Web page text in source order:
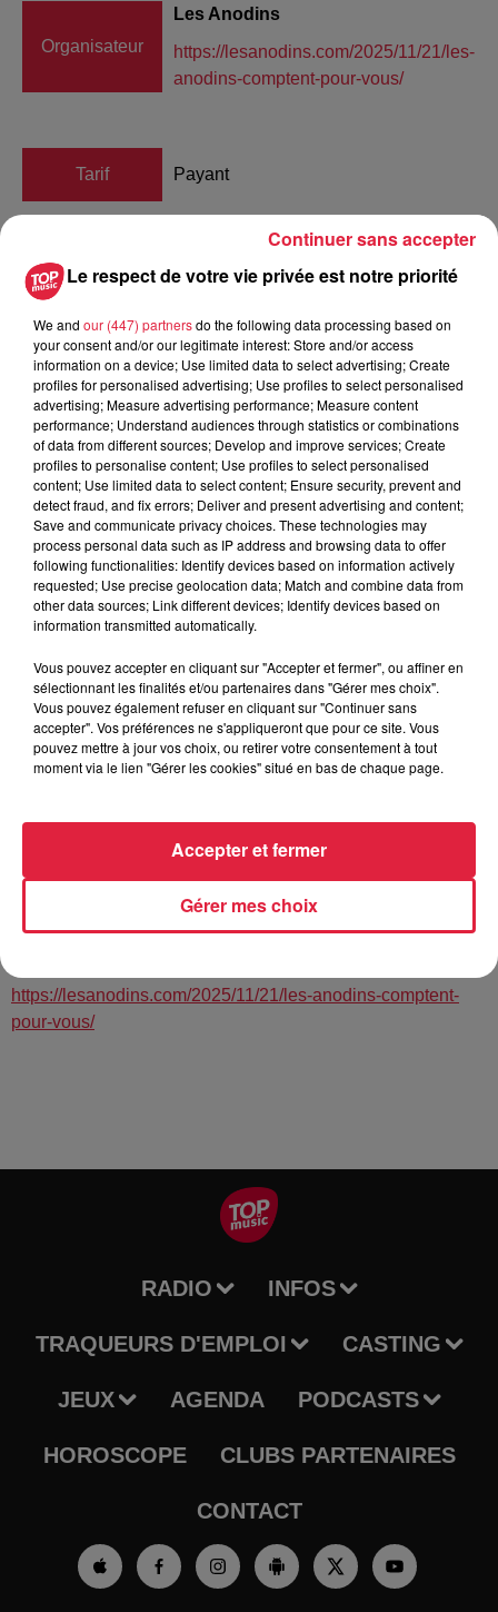
Organisateur
Les Anodins
https://lesanodins.com/2025/11/21/les-
anodins-comptent-pour-vous/
Tarif Payant
« 30 » par les Anodins, au ClapClap
Les Anodins comptent pour vous !
Et ils enchaînent 30 improvisations en 75 minutes
exactement.
Pas de maître de jeu à la relance ; à partir de l’impulsion
initiale donnée par la salle, les comédiens enchaînent les
histoires en laissant libre cours à leur inspiration de l’instant.
Leurs objectifs : vous amuser, vous toucher, vous dérouter,
vous surprendre, vous épater !
Une seule contrainte : terminer sur le gong final.
Les Anodins tiendront-ils le public en haleine durant 4 500
Vous le saurez dans 3… 2… A… nodins !
Tarif unique : 8€.
Tarif spécial membres ASPTT : 5€.
https://www.helloasso.com/associations/les-
anodins/evenements/2025-12-06-30-clap-clap
https://lesanodins.com/2025/11/21/les-anodins-comptent-
pour-vous/
RADIO INFOS
TRAQUEURS D'EMPLOI CASTING
JEUX AGENDA PODCASTS
HOROSCOPE CLUBS PARTENAIRES
CONTACT
Le respect de votre vie privée est notre priorité
We and our (447) partnersdo the following data processing based on
your consent and/or our legitimate interest: Store and/or access
information on a device; Use limited data to select advertising; Create
profiles for personalised advertising; Use profiles to select personalised
advertising; Measure advertising performance; Measure content
performance; Understand audiences through statistics or combinations
of data from different sources; Develop and improve services; Create
profiles to personalise content; Use profiles to select personalised
content; Use limited data to select content; Ensure security, prevent and
detect fraud, and fix errors; Deliver and present advertising and content;
Save and communicate privacy choices. These technologies may
process personal data such as IP address and browsing data to offer
following functionalities: Identify devices based on information actively
requested; Use precise geolocation data; Match and combine data from
other data sources; Link different devices; Identify devices based on
information transmitted automatically.
Vous pouvez accepter en cliquant sur "Accepter et fermer", ou affiner en
sélectionnant les finalités et/ou partenaires dans "Gérer mes choix".
Vous pouvez également refuser en cliquant sur "Continuer sans
accepter". Vos préférences ne s'appliqueront que pour ce site. Vous
pouvez mettre à jour vos choix, ou retirer votre consentement à tout
moment via le lien "Gérer les cookies" situé en bas de chaque page.
Gérer mes choix
Accepter et fermer
Continuer sans accepter